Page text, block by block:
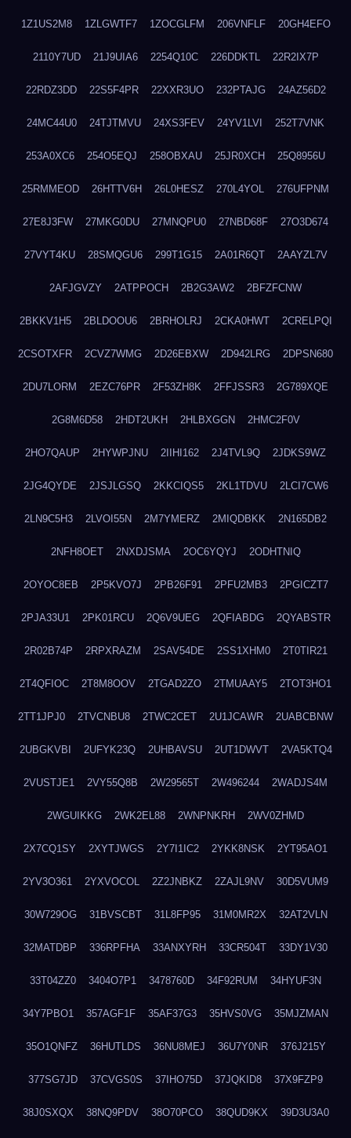
1Z1US2M8 1ZLGWTF7 1ZOCGLFM 206VNFLF 20GH4EFO
2110Y7UD 21J9UIA6 2254Q10C 226DDKTL 22R2IX7P
22RDZ3DD 22S5F4PR 22XXR3UO 232PTAJG 24AZ56D2
24MC44U0 24TJTMVU 24XS3FEV 24YV1LVI 252T7VNK
253A0XC6 254O5EQJ 258OBXAU 25JR0XCH 25Q8956U
25RMMEOD 26HTTV6H 26L0HESZ 270L4YOL 276UFPNM
27E8J3FW 27MKG0DU 27MNQPU0 27NBD68F 27O3D674
27VYT4KU 28SMQGU6 299T1G15 2A01R6QT 2AAYZL7V
2AFJGVZY 2ATPPOCH 2B2G3AW2 2BFZFCNW
2BKKV1H5 2BLDOOU6 2BRHOLRJ 2CKA0HWT 2CRELPQI
2CSOTXFR 2CVZ7WMG 2D26EBXW 2D942LRG 2DPSN680
2DU7LORM 2EZC76PR 2F53ZH8K 2FFJSSR3 2G789XQE
2G8M6D58 2HDT2UKH 2HLBXGGN 2HMC2F0V
2HO7QAUP 2HYWPJNU 2IIHI162 2J4TVL9Q 2JDKS9WZ
2JG4QYDE 2JSJLGSQ 2KKCIQS5 2KL1TDVU 2LCI7CW6
2LN9C5H3 2LVOI55N 2M7YMERZ 2MIQDBKK 2N165DB2
2NFH8OET 2NXDJSMA 2OC6YQYJ 2ODHTNIQ
2OYOC8EB 2P5KVO7J 2PB26F91 2PFU2MB3 2PGICZT7
2PJA33U1 2PK01RCU 2Q6V9UEG 2QFIABDG 2QYABSTR
2R02B74P 2RPXRAZM 2SAV54DE 2SS1XHM0 2T0TIR21
2T4QFIOC 2T8M8OOV 2TGAD2ZO 2TMUAAY5 2TOT3HO1
2TT1JPJ0 2TVCNBU8 2TWC2CET 2U1JCAWR 2UABCBNW
2UBGKVBI 2UFYK23Q 2UHBAVSU 2UT1DWVT 2VA5KTQ4
2VUSTJE1 2VY55Q8B 2W29565T 2W496244 2WADJS4M
2WGUIKKG 2WK2EL88 2WNPNKRH 2WV0ZHMD
2X7CQ1SY 2XYTJWGS 2Y7I1IC2 2YKK8NSK 2YT95AO1
2YV3O361 2YXVOCOL 2Z2JNBKZ 2ZAJL9NV 30D5VUM9
30W729OG 31BVSCBT 31L8FP95 31M0MR2X 32AT2VLN
32MATDBP 336RPFHA 33ANXYRH 33CR504T 33DY1V30
33T04ZZ0 3404O7P1 3478760D 34F92RUM 34HYUF3N
34Y7PBO1 357AGF1F 35AF37G3 35HVS0VG 35MJZMAN
35O1QNFZ 36HUTLDS 36NU8MEJ 36U7Y0NR 376J215Y
377SG7JD 37CVGS0S 37IHO75D 37JQKID8 37X9FZP9
38J0SXQX 38NQ9PDV 38O70PCO 38QUD9KX 39D3U3A0